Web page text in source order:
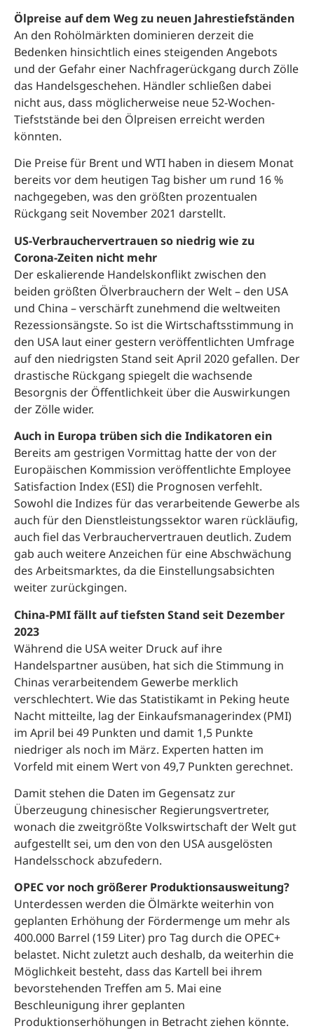
Ölpreise auf dem Weg zu neuen Jahrestiefständen
An den Rohölmärkten dominieren derzeit die
Bedenken hinsichtlich eines steigenden Angebots
und der Gefahr einer Nachfragerückgang durch Zölle
das Handelsgeschehen. Händler schließen dabei
nicht aus, dass möglicherweise neue 52-Wochen-
Tiefststände bei den Ölpreisen erreicht werden
könnten.
Die Preise für Brent und WTI haben in diesem Monat
bereits vor dem heutigen Tag bisher um rund 16 %
nachgegeben, was den größten prozentualen
Rückgang seit November 2021 darstellt.
US-Verbrauchervertrauen so niedrig wie zu
Corona-Zeiten nicht mehr
Der eskalierende Handelskonflikt zwischen den
beiden größten Ölverbrauchern der Welt – den USA
und China – verschärft zunehmend die weltweiten
Rezessionsängste. So ist die Wirtschaftsstimmung in
den USA laut einer gestern veröffentlichten Umfrage
auf den niedrigsten Stand seit April 2020 gefallen. Der
drastische Rückgang spiegelt die wachsende
Besorgnis der Öffentlichkeit über die Auswirkungen
der Zölle wider.
Auch in Europa trüben sich die Indikatoren ein
Bereits am gestrigen Vormittag hatte der von der
Europäischen Kommission veröffentlichte Employee
Satisfaction Index (ESI) die Prognosen verfehlt.
Sowohl die Indizes für das verarbeitende Gewerbe als
auch für den Dienstleistungssektor waren rückläufig,
auch fiel das Verbrauchervertrauen deutlich. Zudem
gab auch weitere Anzeichen für eine Abschwächung
des Arbeitsmarktes, da die Einstellungsabsichten
weiter zurückgingen.
China-PMI fällt auf tiefsten Stand seit Dezember
2023
Während die USA weiter Druck auf ihre
Handelspartner ausüben, hat sich die Stimmung in
Chinas verarbeitendem Gewerbe merklich
verschlechtert. Wie das Statistikamt in Peking heute
Nacht mitteilte, lag der Einkaufsmanagerindex (PMI)
im April bei 49 Punkten und damit 1,5 Punkte
niedriger als noch im März. Experten hatten im
Vorfeld mit einem Wert von 49,7 Punkten gerechnet.
Damit stehen die Daten im Gegensatz zur
Überzeugung chinesischer Regierungsvertreter,
wonach die zweitgrößte Volkswirtschaft der Welt gut
aufgestellt sei, um den von den USA ausgelösten
Handelsschock abzufedern.
OPEC vor noch größerer Produktionsausweitung?
Unterdessen werden die Ölmärkte weiterhin von
geplanten Erhöhung der Fördermenge um mehr als
400.000 Barrel (159 Liter) pro Tag durch die OPEC+
belastet. Nicht zuletzt auch deshalb, da weiterhin die
Möglichkeit besteht, dass das Kartell bei ihrem
bevorstehenden Treffen am 5. Mai eine
Beschleunigung ihrer geplanten
Produktionserhöhungen in Betracht ziehen könnte.